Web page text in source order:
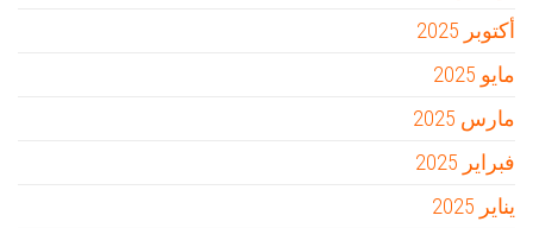
أكتوبر 2025
مايو 2025
مارس 2025
فبراير 2025
يناير 2025